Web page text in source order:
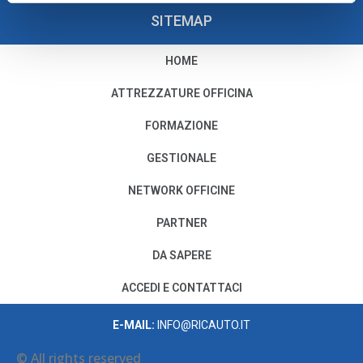
SITEMAP
HOME
ATTREZZATURE OFFICINA
FORMAZIONE
GESTIONALE
NETWORK OFFICINE
PARTNER
DA SAPERE
ACCEDI E CONTATTACI
PRIVACY E COOKIE POLICY
Cookie Policy
Il nostro Codice Etico
PER MODIFICHE O CANCELLAZIONI
PRIVACY@AUTODISITALIA.IT
CONTATTACI
E-MAIL: INFO@RICAUTO.IT
© All rights reserved